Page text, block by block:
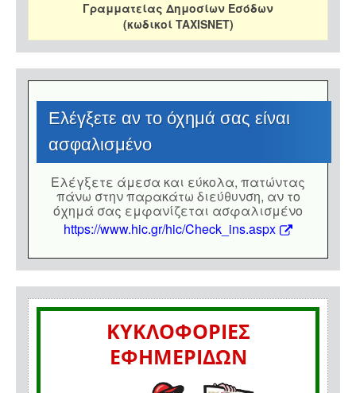
Γραμματείας Δημοσίων Εσόδων
(κωδικοί TAXISNET)
Eλέγξετε αν το όχημά σας είναι
ασφαλισμένο
Eλέγξετε άμεσα και εύκολα, πατώντας
πάνω στην παρακάτω διεύθυνση, αν το
όχημά σας εμφανίζεται ασφαλισμένο
https://www.hic.gr/hic/Check_ins.aspx
ΚΥΚΛΟΦΟΡΙΕΣ
ΕΦΗΜΕΡΙΔΩΝ